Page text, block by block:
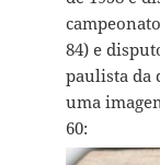
84) e
paulista da
uma
60: